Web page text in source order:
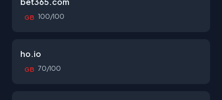
GB 100/100
ho.io
GB 70/100